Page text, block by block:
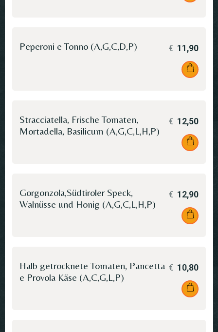
Peperoni e Tonno (A,G,C,D,P) € 11,90
Stracciatella, Frische Tomaten,
Mortadella, Basilicum (A,G,C,L,H,P)
€ 12,50
Gorgonzola,Südtiroler Speck,
Walnüsse und Honig (A,G,C,L,H,P)
€ 12,90
Halb getrocknete Tomaten, Pancetta
e Provola Käse (A,C,G,L,P)
€ 10,80